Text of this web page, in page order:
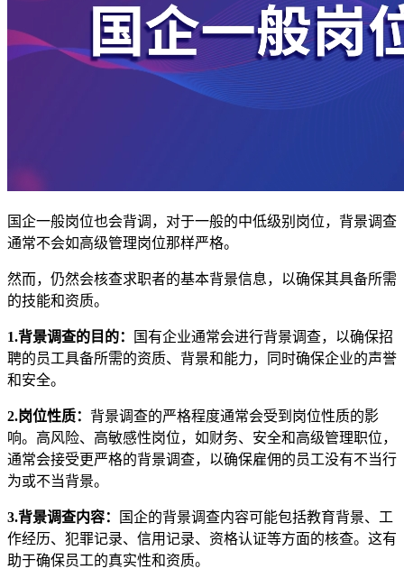
国企一般岗位也会背调，对于一般的中低级别岗位，背景调查
通常不会如高级管理岗位那样严格。
然而，仍然会核查求职者的基本背景信息，以确保其具备所需
的技能和资质。
1.背景调查的目的：
国有企业通常会进行背景调查，以确保招
聘的员工具备所需的资质、背景和能力，同时确保企业的声誉
和安全。
2.岗位性质： 背景调查的严格程度通常会受到岗位性质的影
响。高风险、高敏感性岗位，如财务、安全和高级管理职位，
通常会接受更严格的背景调查，以确保雇佣的员工没有不当行
为或不当背景。
3.背景调查内容：
国企的背景调查内容可能包括教育背景、工
作经历、犯罪记录、信用记录、资格认证等方面的核查。这有
助于确保员工的真实性和资质。